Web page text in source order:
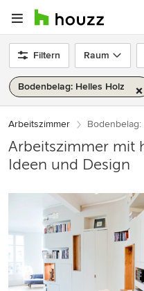
Filtern Raum
Bodenbelag: Helles Holz
Arbeitszimmer
Arbeitszimmer mit
Ideen und Design